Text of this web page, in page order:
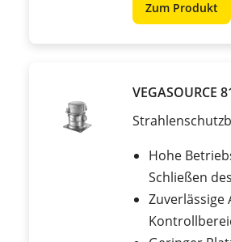
Zum Produkt
VEGASOURCE
Hohe
Schließen
Zuverlässige